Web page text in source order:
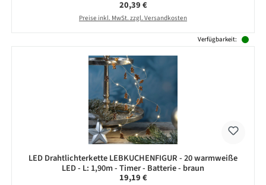
Regulärer Preis:
20,39 €
Preise inkl. MwSt. zzgl. Versandkosten
Verfügbarkeit:
LED Drahtlichterkette LEBKUCHENFIGUR - 20 warmweiße
LED - L: 1,90m - Timer - Batterie - braun
Regulärer Preis:
19,19 €